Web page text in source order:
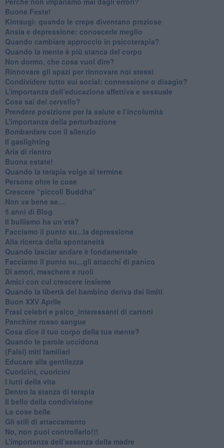
​Buone Feste!
​Kintsugi: quando le crepe diventano preziose
Ansia e depressione: conoscerle meglio
Quando cambiare approccio in psicoterapia?
​Quando la mente è più stanca del corpo
Non dormo, che cosa vuol dire?
​Rinnovare gli spazi per rinnovare noi stessi
​Condividere tutto sui social: connessione o disagio?
​L’importanza dell’educazione affettiva e sessuale
​Cosa sai del cervello?
Prendere posizione per la salute e l’incolumità
L’importanza della perturbazione
​Bombardare con il silenzio
Il gaslighting
Aria di rientro
Buona estate!
​Quando la terapia volge al termine
​Persone oltre le cose
​Crescere “piccoli Buddha”
Non va bene se…
​5 anni di Blog
​Il bullismo ha un’età?
Facciamo il punto su...la depressione
​Alla ricerca della spontaneità
​Quando lasciar andare è fondamentale
Facciamo il punto su...gli attacchi di panico
Di amori, maschere e ruoli
​Amici con cui crescere insieme
​Quando la libertà del bambino deriva dai limiti
Buon XXV Aprile
​Frasi celebri e psico_interessanti di cartoni
​Panchine rosso sangue
​Cosa dice il tuo corpo della tua mente?
​Quando le parole uccidono
​(Falsi) miti familiari
​Educare alla gentilezza
​Cuoricini, cuoricini
I lutti della vita
​Dentro la stanza di terapia
​Il bello della condivisione
Le cose belle
​Gli stili di attaccamento
No, non puoi controllarlo!!!
​L’importanza dell’assenza della madre